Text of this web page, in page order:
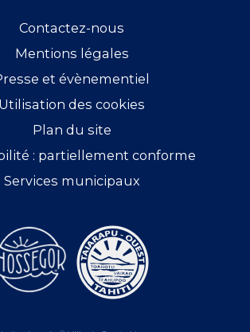
Contactez-nous
Mentions légales
et évènementiel
Utilisation des cookies
Plan du site
: partiellement conforme
Services municipaux